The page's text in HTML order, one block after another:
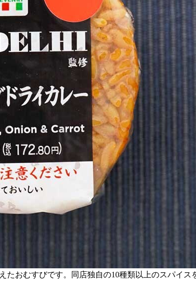
おむすびです。同店独自の10種類以上のスパイ